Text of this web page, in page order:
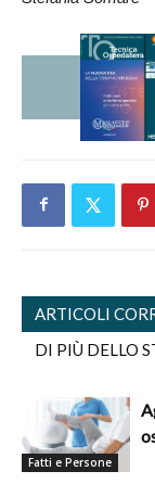
ARTICOLI
DI PIÙ DELLO
Fatti e Persone